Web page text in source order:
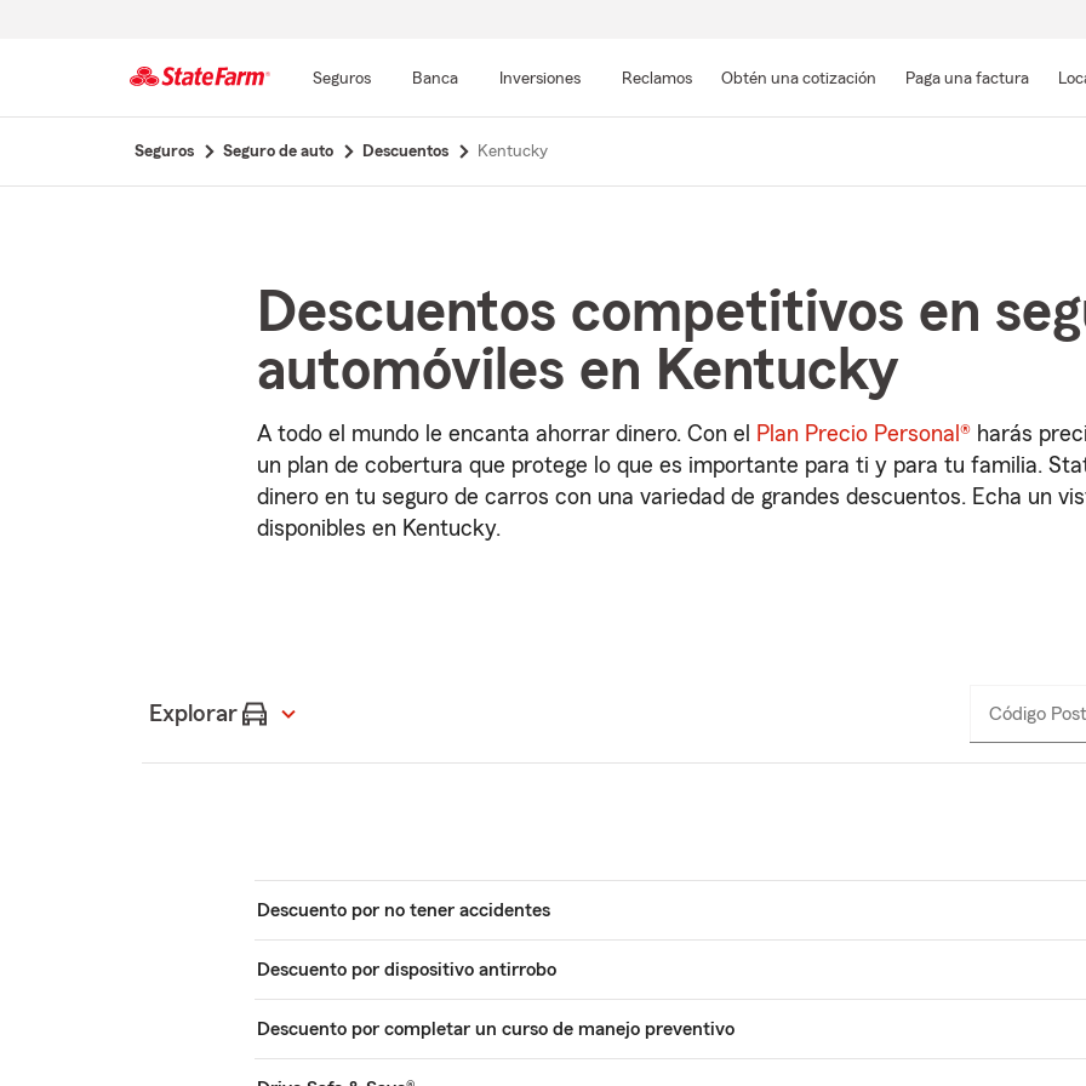
contenido
Seguros Banca Inversiones Reclamos Obtén una cotización Paga una factura
Seguros Seguro de auto Descuentos Kentucky
Descuentos competitivos en
automóviles en Kentucky
A todo el mundo le encanta ahorrar dinero. Con el Plan Precio Personal® harás
un plan de cobertura que protege lo que es importante para ti y para tu familia.
dinero en tu seguro de carros con una variedad de grandes descuentos. Echa un
disponibles en Kentucky.
Explorar Código
_____
Descuento por no tener accidentes
Descuento por dispositivo antirrobo
Descuento por completar un curso de manejo preventivo